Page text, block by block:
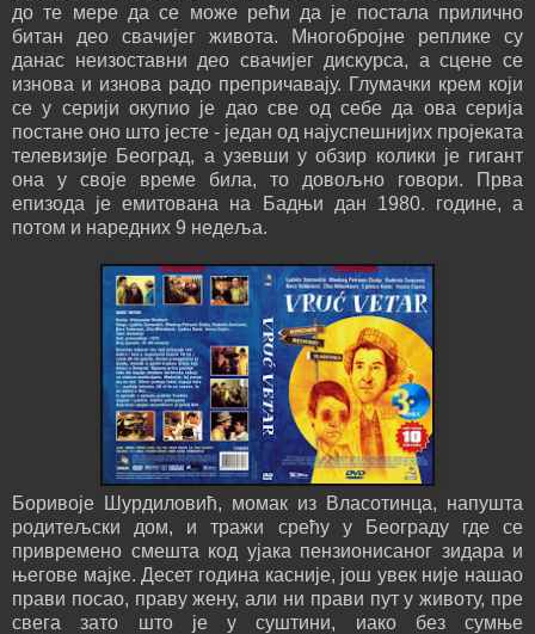
до те мере да се може рећи да је постала прилично
битан део свачијег живота. Многобројне реплике су
данас неизоставни део свачијег дискурса, а сцене се
изнова и изнова радо препричавају. Глумачки крем који
се у серији окупио је дао све од себе да ова серија
постане оно што јесте - један од најуспешнијих пројеката
телевизије Београд, а узевши у обзир колики је гигант
она у своје време била, то довољно говори. Прва
епизода је емитована на Бадњи дан 1980. године, а
потом и наредних 9 недеља.
Боривоје Шурдиловић, момак из Власотинца, напушта
родитељски дом, и тражи срећу у Београду где се
привремено смешта код ујака пензионисаног зидара и
његове мајке. Десет година касније, још увек није нашао
прави посао, праву жену, али ни прави пут у животу, пре
свега зато што је у суштини, иако без сумње